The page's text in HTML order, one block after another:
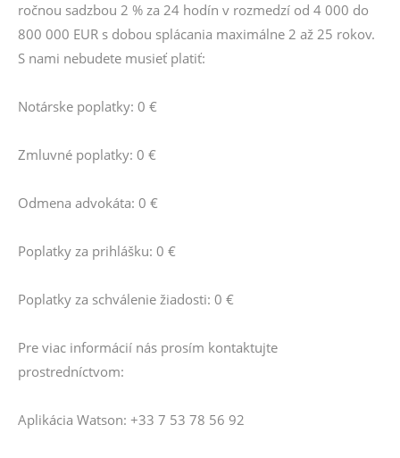
ročnou sadzbou 2 % za 24 hodín v rozmedzí od 4 000 do
800 000 EUR s dobou splácania maximálne 2 až 25 rokov.
S nami nebudete musieť platiť:
Notárske poplatky: 0 €
Zmluvné poplatky: 0 €
Odmena advokáta: 0 €
Poplatky za prihlášku: 0 €
Poplatky za schválenie žiadosti: 0 €
Pre viac informácií nás prosím kontaktujte
prostredníctvom:
Aplikácia Watson: +33 7 53 78 56 92